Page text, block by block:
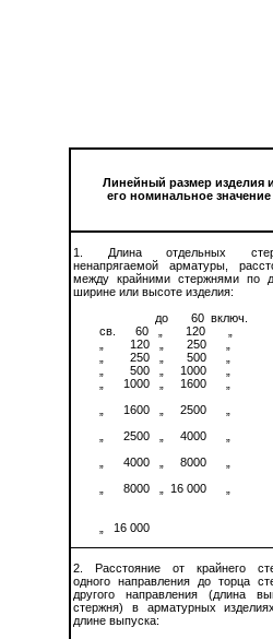
Линейный размер изделия
его номинальное значение
1. Длина отдельных
ненапрягаемой арматуры,
между крайними стержнями по
ширине или высоте изделия:
до
60 включ.
св.
60 120
120 250
250 500
500 1000
1000 1600
1600 2500
2500 4000
4000 8000
8000 16 000
16 000
2. Расстояние от крайнего
одного направления до торца
другого направления (длина
стержня) в арматурных
длине выпуска: